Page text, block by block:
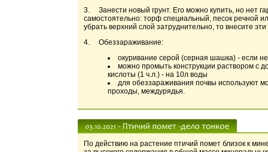
3. Занести новый грунт. Его можно купить, но нет
самостоятельно: торф специальный, песок речной
убрать верхний слой затруднительно, то внесите
4. Обеззараживание:
окуривание серой (серная шашка) - если
можно промыть конструкции раствором с
кислоты (1 ч.л.) - на 10л воды
для обеззараживания почвы используют
проходы, междурядья.
По действию на растение птичий помет близок к